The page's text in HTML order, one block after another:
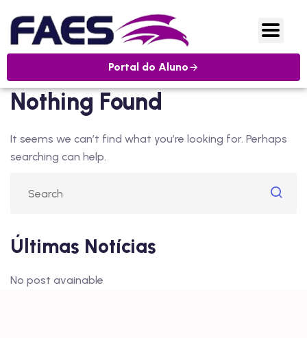
Portal do Aluno
Nothing Found
It seems we can’t find what you’re looking for. Perhaps
searching can help.
Últimas Notícias
No post avainable